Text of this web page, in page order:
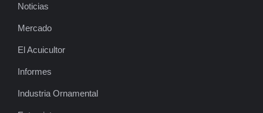
Noticias
Mercado
El Acuicultor
Informes
Industria Ornamental